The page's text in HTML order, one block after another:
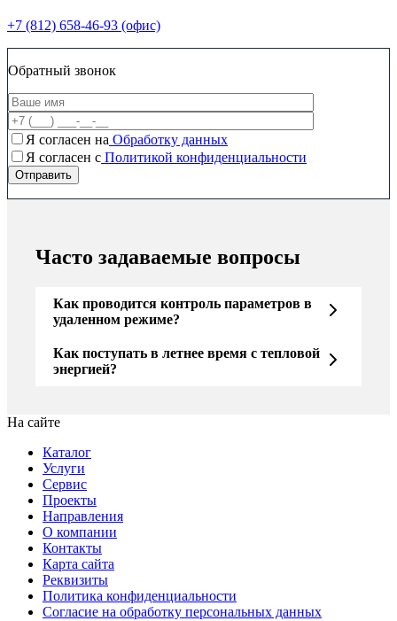
+7 (812) 658-46-93 (офис)
Обратный звонок
Я согласен на Обработку данных
Я согласен c Политикой конфиденциальности
Часто задаваемые вопросы
Как проводится контроль параметров в
удаленном режиме?
Как поступать в летнее время с тепловой
энергией?
На сайте
Каталог
Услуги
Сервис
Проекты
Направления
О компании
Контакты
Карта сайта
Реквизиты
Политика конфиденциальности
Согласие на обработку персональных данных